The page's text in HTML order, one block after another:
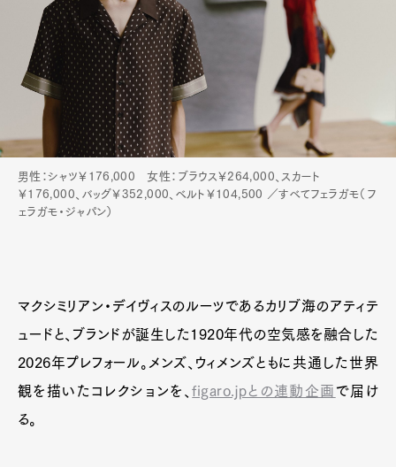
男性：シャツ￥176,000 女性：ブラウス￥264,000、スカート
￥176,000、バッグ￥352,000、ベルト￥104,500 ／すべてフェラガモ（フ
ェラガモ・ジャパン）
マクシミリアン・デイヴィスのルーツであるカリブ海のアティテ
ュードと、ブランドが誕生した1920年代の空気感を融合した
2026年プレフォール。メンズ、ウィメンズともに共通した世界
観を描いたコレクションを、figaro.jpとの連動企画 で届け
る。